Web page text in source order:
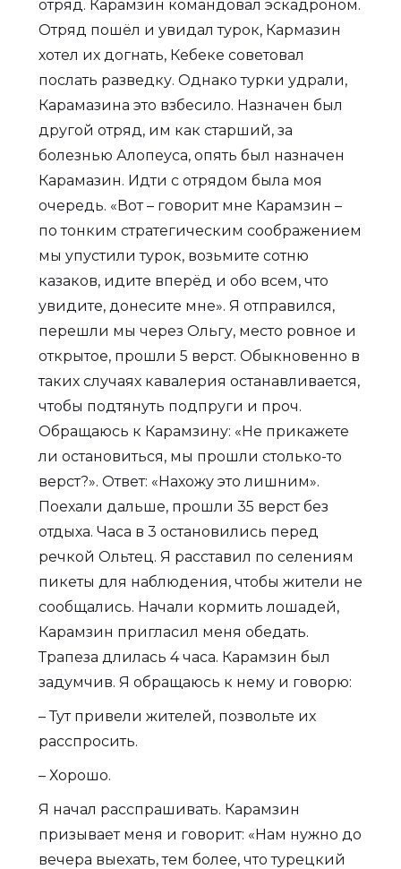
отряд. Карамзин командовал эскадроном.
Отряд пошёл и увидал турок, Кармазин
хотел их догнать, Кебеке советовал
послать разведку. Однако турки удрали,
Карамазина это взбесило. Назначен был
другой отряд, им как старший, за
болезнью Алопеуса, опять был назначен
Карамазин. Идти с отрядом была моя
очередь. «Вот – говорит мне Карамзин –
по тонким стратегическим соображением
мы упустили турок, возьмите сотню
казаков, идите вперёд и обо всем, что
увидите, донесите мне». Я отправился,
перешли мы через Ольгу, место ровное и
открытое, прошли 5 верст. Обыкновенно в
таких случаях кавалерия останавливается,
чтобы подтянуть подпруги и проч.
Обращаюсь к Карамзину: «Не прикажете
ли остановиться, мы прошли столько-то
верст?». Ответ: «Нахожу это лишним».
Поехали дальше, прошли 35 верст без
отдыха. Часа в 3 остановились перед
речкой Ольтец. Я расставил по селениям
пикеты для наблюдения, чтобы жители не
сообщались. Начали кормить лошадей,
Карамзин пригласил меня обедать.
Трапеза длилась 4 часа. Карамзин был
задумчив. Я обращаюсь к нему и говорю:
– Тут привели жителей, позвольте их
расспросить.
– Хорошо.
Я начал расспрашивать. Карамзин
призывает меня и говорит: «Нам нужно до
вечера выехать, тем более, что турецкий